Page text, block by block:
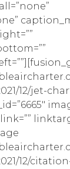
12/jet-
12/